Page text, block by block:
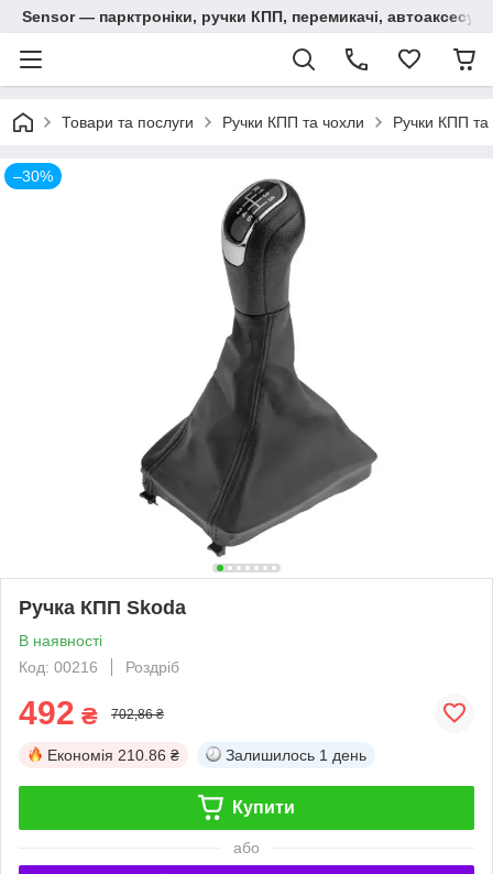
Sensor — парктроніки, ручки КПП, перемикачі,
Товари та послуги Ручки КПП та чохли Ручки КПП та
–30%
Ручка КПП Skoda
В наявності
Код: 00216
Роздріб
492 ₴ 702,86 ₴
Економія 210.86 ₴ Залишилось 1 день
Купити
або